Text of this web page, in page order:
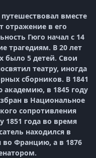
вместе
отражение в его
Гюго начал с 14
трагедиям. В 20 лет
было 5 детей. Свои
театру, иногда
сборников. В 1841
академию, в 1845 году
в Национальное
сопротивления
1851 года во время
находился в
во Францию, а в 1876